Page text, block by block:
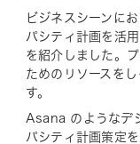
ビジネスシーンに
パシティ計画を活
を紹介しました。
ためのリソースを
す。
Asana のようなデ
パシティ計画策定